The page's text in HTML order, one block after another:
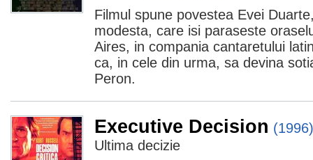
Filmul spune povestea Evei
modesta, care isi paraseste
Aires, in compania cantaretului
ca, in cele din urma, sa devina
Peron.
Executive Decision (1996)
Ultima decizie